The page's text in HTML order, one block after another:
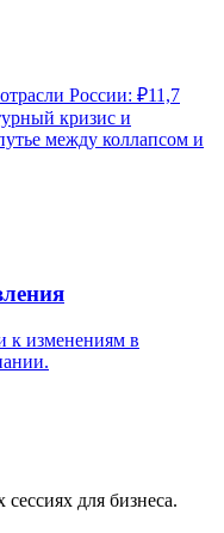
России: ₽11,7
кризис и
между коллапсом и
к изменениям в
для бизнеса.